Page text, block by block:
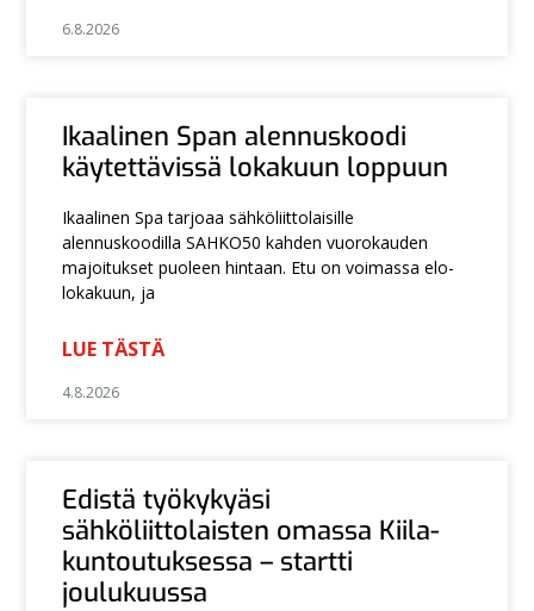
6.8.2026
Ikaalinen Span alennuskoodi
käytettävissä lokakuun loppuun
Ikaalinen Spa tarjoaa sähköliittolaisille
alennuskoodilla SAHKO50 kahden vuorokauden
majoitukset puoleen hintaan. Etu on voimassa elo-
lokakuun, ja
LUE TÄSTÄ
4.8.2026
Edistä työkykyäsi
sähköliittolaisten omassa Kiila-
kuntoutuksessa – startti
joulukuussa